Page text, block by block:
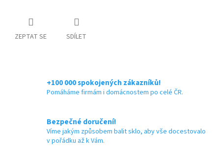
ZEPTAT SE SDÍLET
+100 000 spokojených zákazníků!
Pomáháme firmám i domácnostem po celé ČR.
Bezpečné doručení!
Víme jakým způsobem balit sklo, aby vše docestovalo
v pořádku až k Vám.